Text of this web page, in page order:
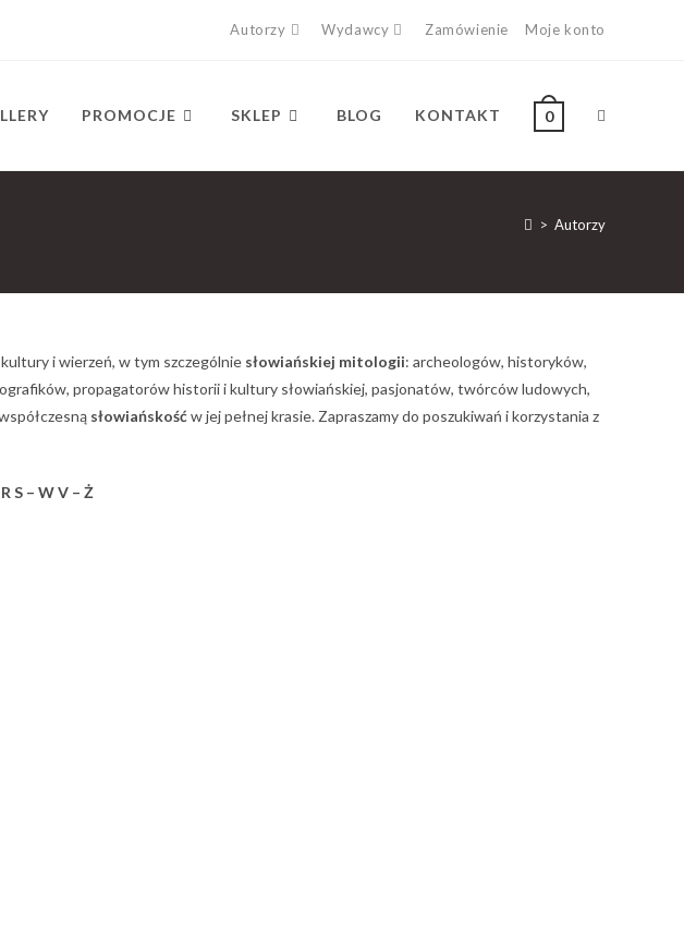
Autorzy Wydawcy Zamówienie Moje konto
PROMOCJE SKLEP BLOG KONTAKT 0
> Autorzy
i wierzeń, w tym szczególnie słowiańskiej mitologii: archeologów, historyków,
propagatorów historii i kultury słowiańskiej, pasjonatów, twórców ludowych,
słowiańskośćw jej pełnej krasie. Zapraszamy do poszukiwań i korzystania z
S – W V – Ż